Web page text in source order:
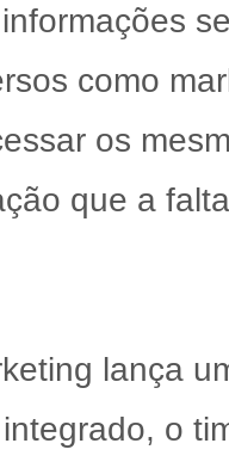
como
os
que a
lança
o